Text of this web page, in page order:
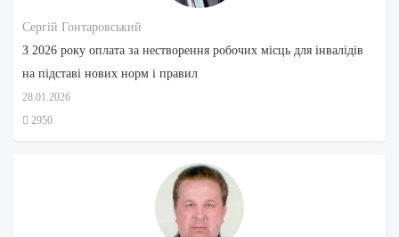
Сергій Гонтаровський
З 2026 року оплата за нестворення робочих місць для інвалідів
на підставі нових норм і правил
28.01.2026
2950